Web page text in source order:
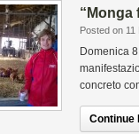
“Monga
Posted on
Domenica
concreto
Continue